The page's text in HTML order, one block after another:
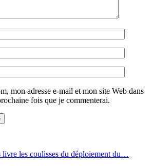
mon adresse e-mail et mon site Web dans
fois que je commenterai.
les coulisses du déploiement du…